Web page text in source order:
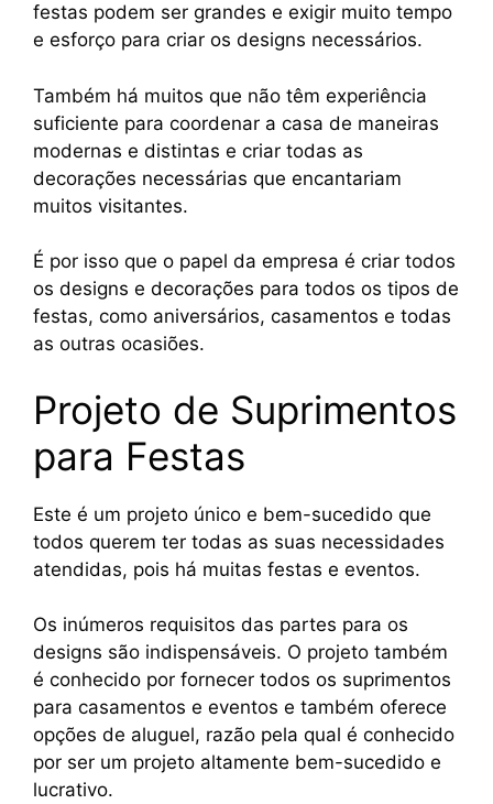
festas podem ser grandes e exigir muito tempo
e esforço para criar os designs necessários.
Também há muitos que não têm experiência
suficiente para coordenar a casa de maneiras
modernas e distintas e criar todas as
decorações necessárias que encantariam
muitos visitantes.
É por isso que o papel da empresa é criar todos
os designs e decorações para todos os tipos de
festas, como aniversários, casamentos e todas
as outras ocasiões.
Projeto de Suprimentos
para Festas
Este é um projeto único e bem-sucedido que
todos querem ter todas as suas necessidades
atendidas, pois há muitas festas e eventos.
Os inúmeros requisitos das partes para os
designs são indispensáveis. O projeto também
é conhecido por fornecer todos os suprimentos
para casamentos e eventos e também oferece
opções de aluguel, razão pela qual é conhecido
por ser um projeto altamente bem-sucedido e
lucrativo.